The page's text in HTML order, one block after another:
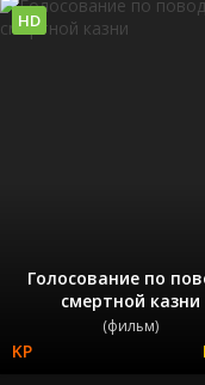
Голосование по
смертной казни
(фильм)
HD